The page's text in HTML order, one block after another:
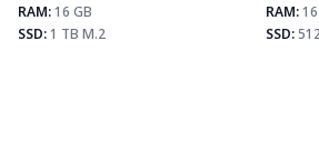
PUBG
133
Fortnite
157
RAM:16 GB
SSD:1 TB M.2
PUBG
Fortnite
RAM:
SSD: